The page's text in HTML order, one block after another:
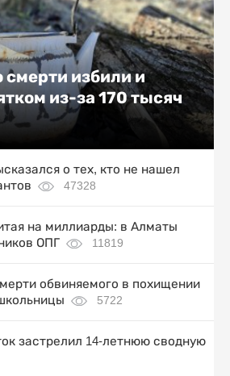
избили и
из-за 170 тысяч
о тех, кто не нашел
47328
на миллиарды: в Алматы
ОПГ
11819
обвиняемого в похищении
5722
застрелил 14-летнюю сводную